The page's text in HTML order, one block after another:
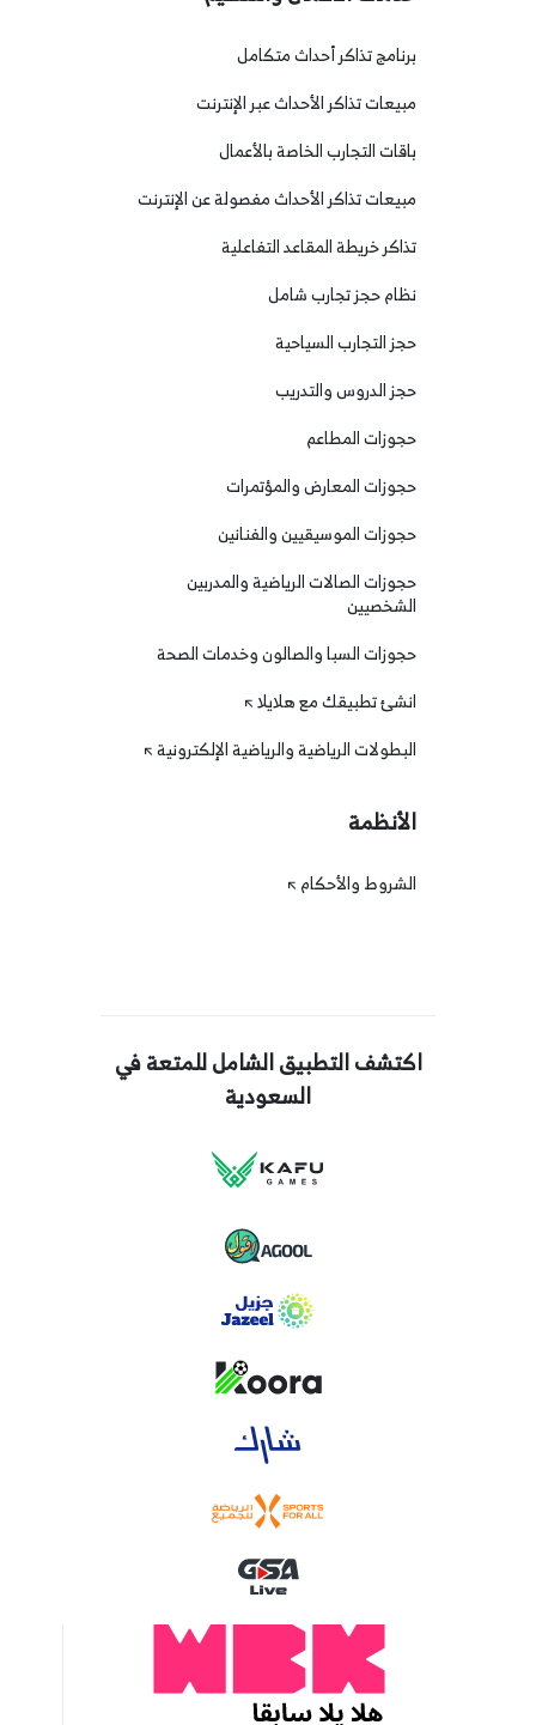
برنامج تذاكر أحداث متكامل
مبيعات تذاكر الأحداث عبر الإنترنت
باقات التجارب الخاصة بالأعمال
مبيعات تذاكر الأحداث مفصولة عن الإنترنت
تذاكر خريطة المقاعد التفاعلية
نظام حجز تجارب شامل
حجز التجارب السياحية
حجز الدروس والتدريب
حجوزات المطاعم
حجوزات المعارض والمؤتمرات
حجوزات الموسيقيين والفنانين
حجوزات الصالات الرياضية والمدربين
الشخصيين
حجوزات السبا والصالون وخدمات الصحة
انشئ تطبيقك مع هلايلا
البطولات الرياضية والرياضية الإلكترونية
الأنظمة
الشروط والأحكام
اكتشف التطبيق الشامل للمتعة في
السعودية